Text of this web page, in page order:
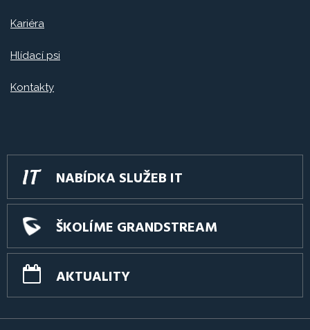
Kariéra
Hlídací psi
Kontakty
NABÍDKA SLUŽEB IT
ŠKOLÍME GRANDSTREAM
AKTUALITY